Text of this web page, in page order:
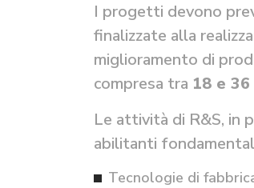
I progetti devono
finalizzate alla
miglioramento di
compresa tra 18 e
Le attività di R&S, in
abilitanti
Tecnologie di